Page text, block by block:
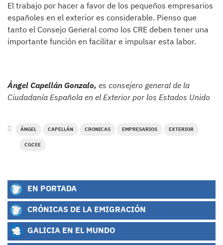
El trabajo por hacer a favor de los pequeños empresarios
españoles en el exterior es considerable. Pienso que
tanto el Consejo General como los CRE deben tener una
importante función en facilitar e impulsar esta labor.
Ángel Capellán Gonzalo, es consejero general de la
Ciudadanía Española en el Exterior por los Estados Unido
ÁNGEL CAPELLÁN CRONICAS EMPRESARIOS EXTERIOR
CGCEE
EN PORTADA
CRÓNICAS DE LA EMIGRACIÓN
GALICIA EN EL MUNDO